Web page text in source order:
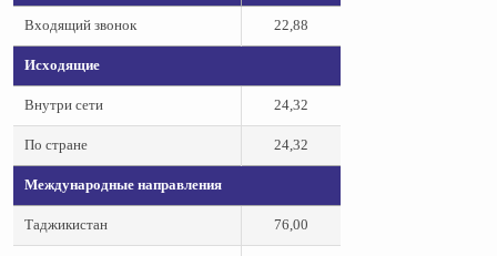
Входящий звонок 22,88
Исходящие
Внутри сети 24,32
По стране 24,32
Международные направления
Таджикистан 76,00